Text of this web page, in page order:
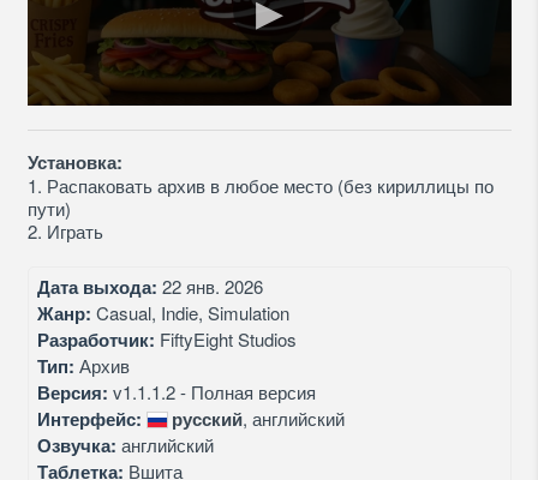
Установка:
1. Распаковать архив в любое место (без кириллицы по
пути)
2. Играть
Дата выхода: 22 янв. 2026
Жанр: Casual, Indie, Simulation
Разработчик: FiftyEight Studios
Тип: Архив
Версия: v1.1.1.2 - Полная версия
Интерфейс: русский, английский
Озвучка: английский
Таблетка: Вшита